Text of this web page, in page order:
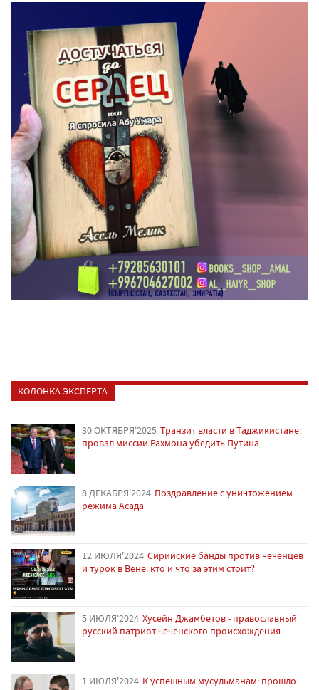
КОЛОНКА ЭКСПЕРТА
30 ОКТЯБРЯ'2025 Транзит власти в Таджикистане:
провал миссии Рахмона убедить Путина
8 ДЕКАБРЯ'2024 Поздравление с уничтожением
режима Асада
12 ИЮЛЯ'2024 Сирийские банды против чеченцев
и турок в Вене: кто и что за этим стоит?
5 ИЮЛЯ'2024 Хусейн Джамбетов - православный
русский патриот чеченского происхождения
1 ИЮЛЯ'2024 К успешным мусульманам: прошло